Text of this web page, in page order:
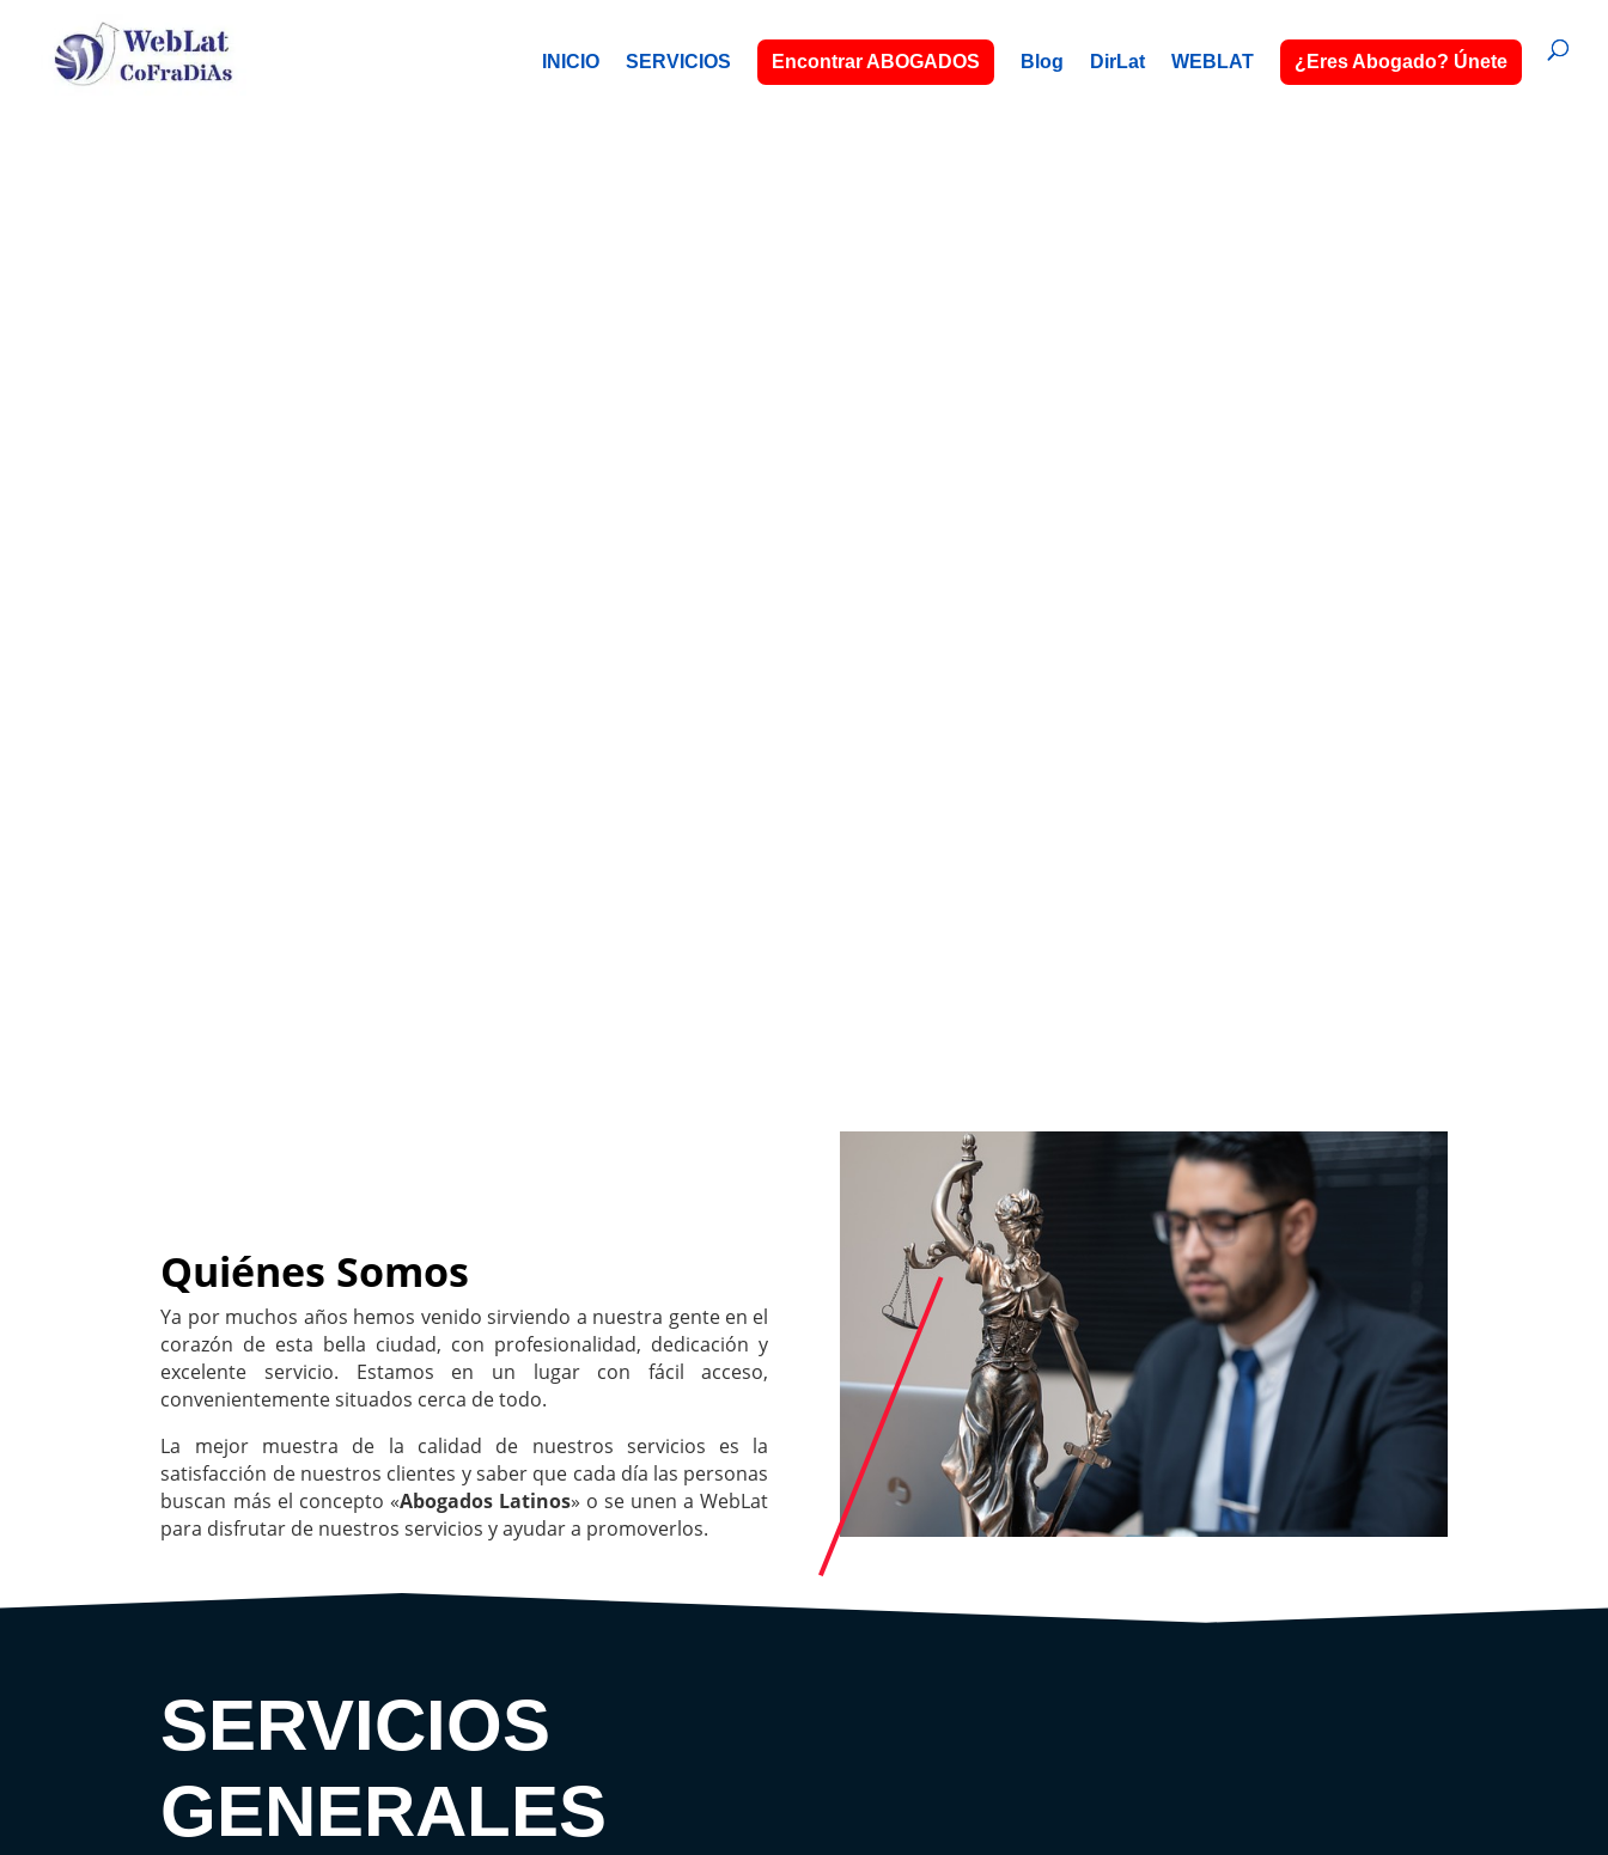
INICIO SERVICIOS Encontrar ABOGADOS Blog DirLat WEBLAT ¿Eres Abogado? Únete
Quiénes Somos
Ya por muchos años hemos venido sirviendo a nuestra gente en el
corazón de esta bella ciudad, con profesionalidad, dedicación y
excelente servicio. Estamos en un lugar con fácil acceso,
convenientemente situados cerca de todo.
La mejor muestra de la calidad de nuestros servicios es la
satisfacción de nuestros clientes y saber que cada día las personas
buscan más el concepto «Abogados Latinos» o se unen a WebLat
para disfrutar de nuestros servicios y ayudar a promoverlos.
SERVICIOS
GENERALES